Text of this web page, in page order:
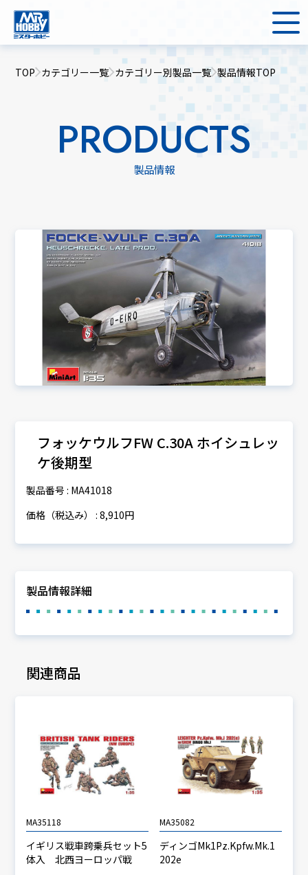
TOP カテゴリー一覧 カテゴリー別製品一覧 製品情報TOP
PRODUCTS
製品情報
フォッケウルフFW C.30A ホイシュレッ
ケ後期型
製品番号 : MA41018
価格（税込み） : 8,910円
製品情報詳細
関連商品
MA35118
イギリス戦車跨乗兵セット5
体入 北西ヨーロッパ戦
MA35082
ディンゴMk1Pz.Kpfw.Mk.1
202e